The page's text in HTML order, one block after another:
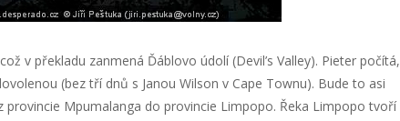
v překladu zanmená Ďáblovo údolí (Devil’s Valley). Pieter počítá,
(bez tří dnů s Janou Wilson v Cape Townu). Bude to asi
Mpumalanga do provincie Limpopo. Řeka Limpopo tvoří